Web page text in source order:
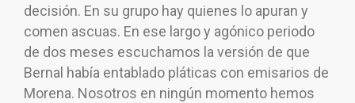
decisión. En su grupo hay quienes lo apuran y
comen ascuas. En ese largo y agónico periodo
de dos meses escuchamos la versión de que
Bernal había entablado pláticas con emisarios de
Morena. Nosotros en ningún momento hemos